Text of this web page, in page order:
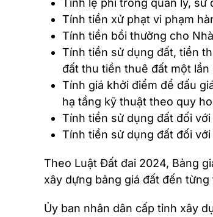
Tính tiền xử phạt vi phạm
Tính tiền bồi thường cho
Tính tiền sử dụng đất, tiền
đất thu tiền thuê đất một
Tính giá khởi điểm để đấu
hạ tầng kỹ thuật theo quy
Tính tiền sử dụng đất đối
Tính tiền sử dụng đất đối
Theo Luật Đất đai 2024, Bảng
xây dựng bảng giá đất đến
Ủy ban nhân dân cấp tỉnh xây